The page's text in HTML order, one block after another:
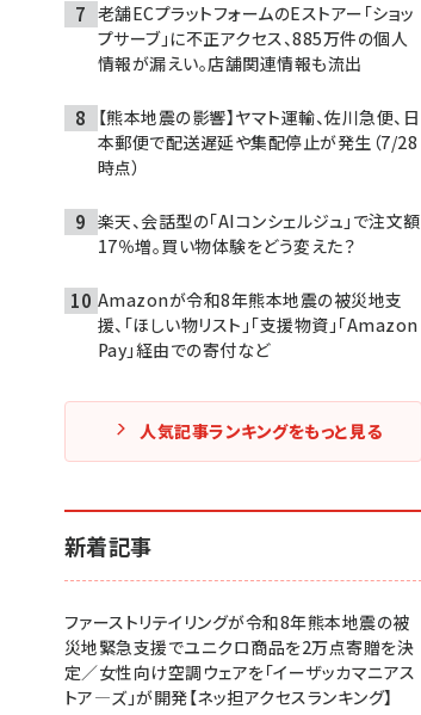
老舗ECプラットフォームのEストアー「ショッ
プサーブ」に不正アクセス、885万件の個人
情報が漏えい。店舗関連情報も流出
【熊本地震の影響】ヤマト運輸、佐川急便、日
本郵便で配送遅延や集配停止が発生（7/28
時点）
楽天、会話型の「AIコンシェルジュ」で注文額
17％増。買い物体験をどう変えた？
Amazonが令和8年熊本地震の被災地支
援、「ほしい物リスト」「支援物資」「Amazon
Pay」経由での寄付など
人気記事ランキングをもっと見る
新着記事
ファーストリテイリングが令和8年熊本地震の被
災地緊急支援でユニクロ商品を2万点寄贈を決
定／女性向け空調ウェアを「イーザッカマニアス
トア―ズ」が開発【ネッ担アクセスランキング】